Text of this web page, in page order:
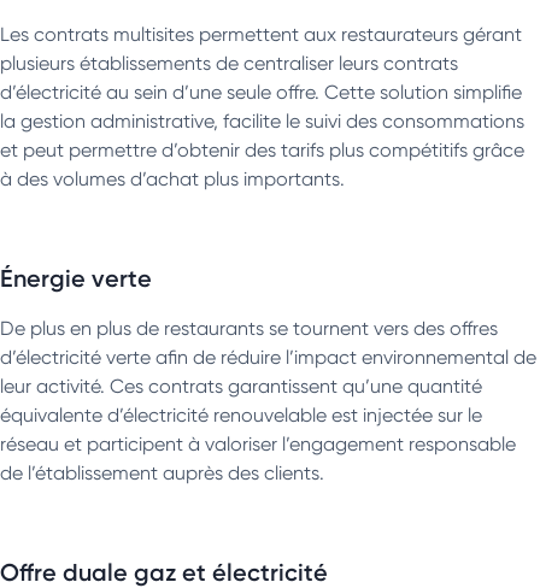
Les contrats multisites permettent aux restaurateurs gérant
plusieurs établissements de centraliser leurs contrats
d’électricité au sein d’une seule offre. Cette solution simplifie
la gestion administrative, facilite le suivi des consommations
et peut permettre d’obtenir des tarifs plus compétitifs grâce
à des volumes d’achat plus importants.
Énergie verte
De plus en plus de restaurants se tournent vers des offres
d’électricité verte afin de réduire l’impact environnemental de
leur activité. Ces contrats garantissent qu’une quantité
équivalente d’électricité renouvelable est injectée sur le
réseau et participent à valoriser l’engagement responsable
de l’établissement auprès des clients.
Offre duale gaz et électricité